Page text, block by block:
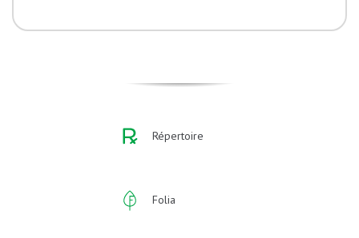
Répertoire
Folia